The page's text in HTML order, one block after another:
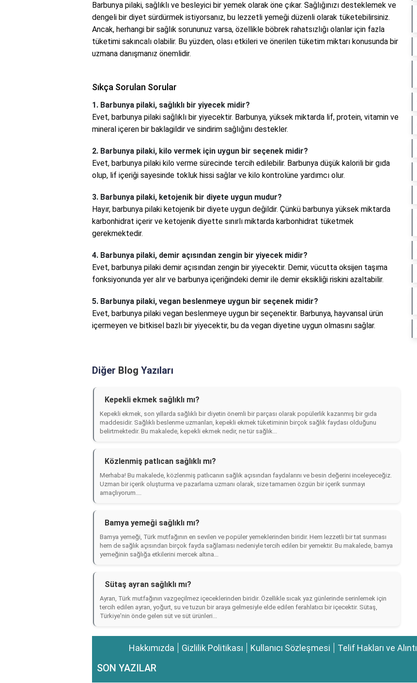
Barbunya pilaki, sağlıklı ve besleyici bir yemek olarak öne çıkar. Sağlığınızı desteklemek ve
dengeli bir diyet sürdürmek istiyorsanız, bu lezzetli yemeği düzenli olarak tüketebilirsiniz.
Ancak, herhangi bir sağlık sorununuz varsa, özellikle böbrek rahatsızlığı olanlar için fazla
tüketimi sakıncalı olabilir. Bu yüzden, olası etkileri ve önerilen tüketim miktarı konusunda bir
uzmana danışmanız önemlidir.
Sıkça Sorulan Sorular
1. Barbunya pilaki, sağlıklı bir yiyecek midir?
Evet, barbunya pilaki sağlıklı bir yiyecektir. Barbunya, yüksek miktarda lif, protein, vitamin ve
mineral içeren bir baklagildir ve sindirim sağlığını destekler.
2. Barbunya pilaki, kilo vermek için uygun bir seçenek midir?
Evet, barbunya pilaki kilo verme sürecinde tercih edilebilir. Barbunya düşük kalorili bir gıda
olup, lif içeriği sayesinde tokluk hissi sağlar ve kilo kontrolüne yardımcı olur.
3. Barbunya pilaki, ketojenik bir diyete uygun mudur?
Hayır, barbunya pilaki ketojenik bir diyete uygun değildir. Çünkü barbunya yüksek miktarda
karbonhidrat içerir ve ketojenik diyette sınırlı miktarda karbonhidrat tüketmek
gerekmektedir.
4. Barbunya pilaki, demir açısından zengin bir yiyecek midir?
Evet, barbunya pilaki demir açısından zengin bir yiyecektir. Demir, vücutta oksijen taşıma
fonksiyonunda yer alır ve barbunya içeriğindeki demir ile demir eksikliği riskini azaltabilir.
5. Barbunya pilaki, vegan beslenmeye uygun bir seçenek midir?
Evet, barbunya pilaki vegan beslenmeye uygun bir seçenektir. Barbunya, hayvansal ürün
içermeyen ve bitkisel bazlı bir yiyecektir, bu da vegan diyetine uygun olmasını sağlar.
Diğer Blog Yazıları
Kepekli ekmek sağlıklı mı?
Kepekli ekmek, son yıllarda sağlıklı bir diyetin önemli bir parçası olarak popülerlik kazanmış bir gıda
maddesidir. Sağlıklı beslenme uzmanları, kepekli ekmek tüketiminin birçok sağlık faydası olduğunu
belirtmektedir. Bu makalede, kepekli ekmek nedir, ne tür sağlık...
Közlenmiş patlıcan sağlıklı mı?
Merhaba! Bu makalede, közlenmiş patlıcanın sağlık açısından faydalarını ve besin değerini inceleyeceğiz.
Uzman bir içerik oluşturma ve pazarlama uzmanı olarak, size tamamen özgün bir içerik sunmayı
amaçlıyorum....
Bamya yemeği sağlıklı mı?
Bamya yemeği, Türk mutfağının en sevilen ve popüler yemeklerinden biridir. Hem lezzetli bir tat sunması
hem de sağlık açısından birçok fayda sağlaması nedeniyle tercih edilen bir yemektir. Bu makalede, bamya
yemeğinin sağlığa etkilerini mercek altına...
Sütaş ayran sağlıklı mı?
Ayran, Türk mutfağının vazgeçilmez içeceklerinden biridir. Özellikle sıcak yaz günlerinde serinlemek için
tercih edilen ayran, yoğurt, su ve tuzun bir araya gelmesiyle elde edilen ferahlatıcı bir içecektir. Sütaş,
Türkiye'nin önde gelen süt ve süt ürünleri...
Hakkımızda Gizlilik Politikası Kullanıcı Sözleşmesi Telif Hakları ve Alıntı
SON YAZILAR